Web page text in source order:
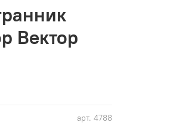
арт. 4788
Вектор